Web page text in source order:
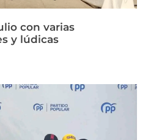
con varias
y lúdicas